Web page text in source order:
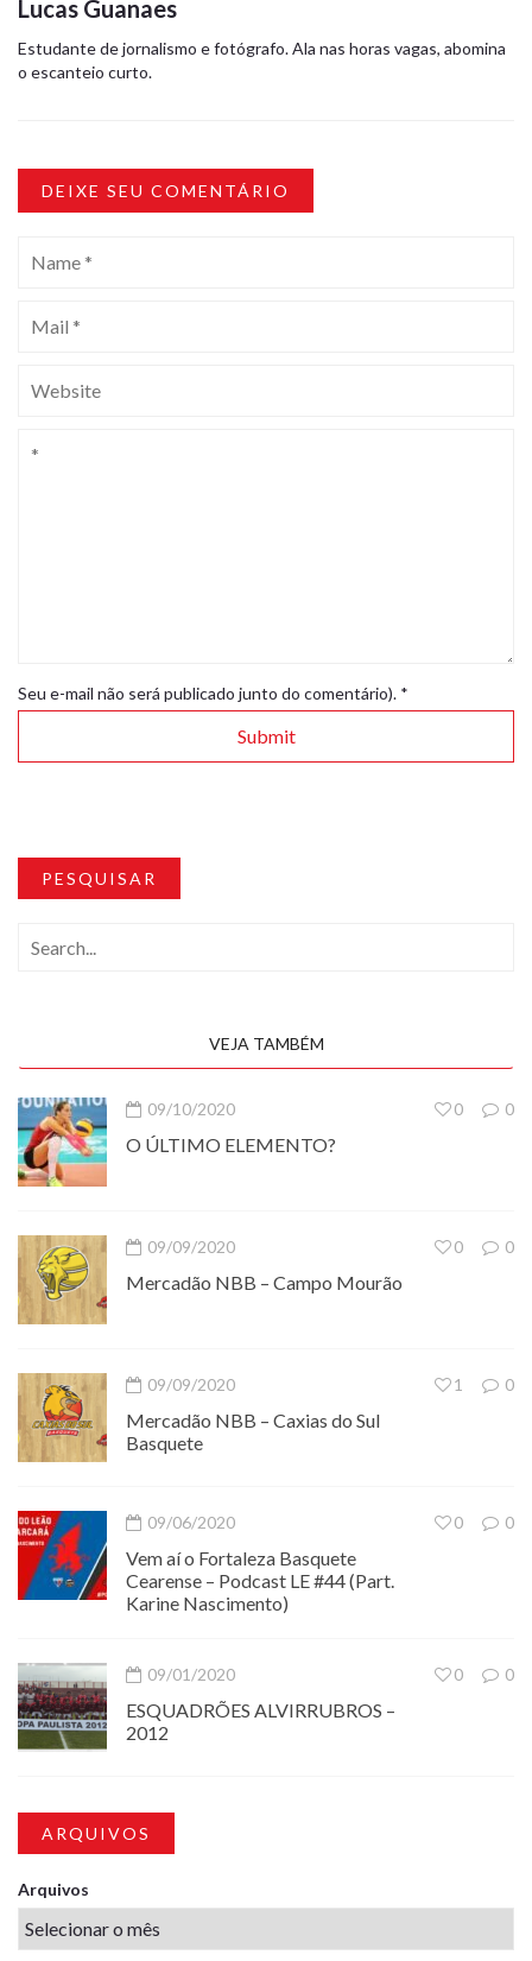
Lucas Guanaes
Estudante de jornalismo e fotógrafo. Ala nas horas vagas, abomina
o escanteio curto.
DEIXE SEU COMENTÁRIO
Seu e-mail não será publicado junto do comentário). *
PESQUISAR
VEJA TAMBÉM
09/10/2020 0
0
O ÚLTIMO ELEMENTO?
09/09/2020 0
0
Mercadão NBB – Campo Mourão
09/09/2020 0
1
Mercadão NBB – Caxias do Sul
Basquete
09/06/2020 0
0
Vem aí o Fortaleza Basquete
Cearense – Podcast LE #44 (Part.
Karine Nascimento)
09/01/2020 0
0
ESQUADRÕES ALVIRRUBROS –
2012
ARQUIVOS
Arquivos